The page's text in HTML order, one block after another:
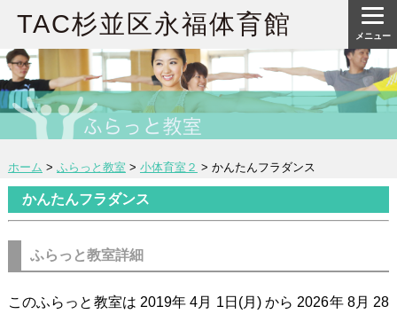
TAC杉並区永福体育館
ホーム > ふらっと教室 > 小体育室２ > かんたんフラダンス
かんたんフラダンス
ふらっと教室詳細
このふらっと教室は 2019年 4月 1日(月) から 2026年 8月 28
メニュー